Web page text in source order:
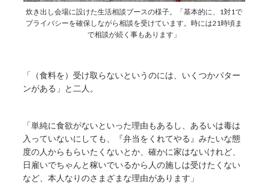
炊き出し会場に設けた生活相談ブースの様子。「基本的に、1対1で
プライバシーを確保しながら相談を受けています。時には21時頃ま
で相談が続く事もあります」
「（食料を）受け取らないというのには、いくつかパター
ンがある」と二人。
「単純に食欲がないといった理由もあるし、あるいは毒は
入っていないにしても、『弁当をくれてやる』みたいな態
度の人からもらいたくないとか、確かに家はないけれど、
日雇いでちゃんと稼いでいるから人の施しは受けたくない
など、本人なりのさまざまな理由があります」